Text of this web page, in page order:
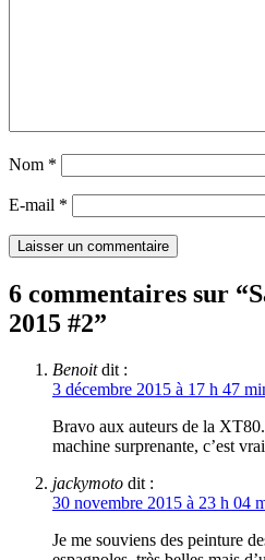
Nom *
E-mail *
6 commentaires sur “
2015 #2”
Benoit dit :
3 décembre 2015 à 17 h 47
Bravo aux auteurs de la
machine surprenante, c’est
jackymoto dit :
30 novembre 2015 à 23 h 04
Je me souviens des peinture